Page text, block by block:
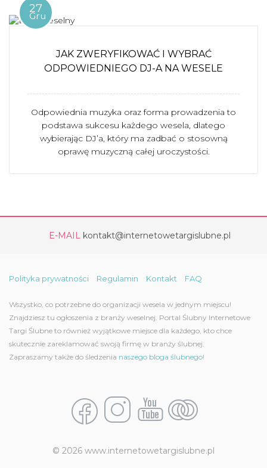
27
Gru
JAK ZWERYFIKOWAĆ I WYBRAĆ
ODPOWIEDNIEGO DJ-A NA WESELE
Odpowiednia muzyka oraz forma prowadzenia to
podstawa sukcesu każdego wesela, dlatego
wybierając DJ’a, który ma zadbać o stosowną
oprawę muzyczną całej uroczystości.
E-MAILkontakt@internetowetargislubne.pl
Polityka prywatności Regulamin Kontakt FAQ
Wszystko, co potrzebne do organizacji wesela w jednym miejscu!
Znajdziesz tu ogłoszenia z branży weselnej. Portal Ślubny Internetowe
Targi Ślubne to również wyjątkowe miejsce dla każdego, kto chce
skutecznie zareklamować swoją firmę w branży ślubnej.
Zapraszamy także do śledzenia naszego bloga ślubnego!
© 2026 www.internetowetargislubne.pl